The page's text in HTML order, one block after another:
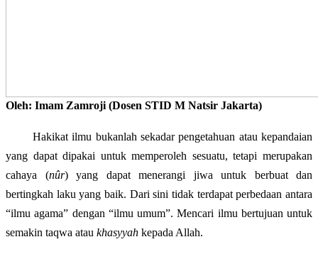
Oleh: Imam Zamroji (Dosen STID M Natsir Jakarta)
Hakikat ilmu bukanlah sekadar pengetahuan atau kepandaian
yang dapat dipakai untuk memperoleh sesuatu, tetapi merupakan
cahaya (nûr) yang dapat menerangi jiwa untuk berbuat dan
bertingkah laku yang baik. Dari sini tidak terdapat perbedaan antara
“ilmu agama” dengan “ilmu umum”. Mencari ilmu bertujuan untuk
semakin taqwa atau khasyyah kepada Allah.